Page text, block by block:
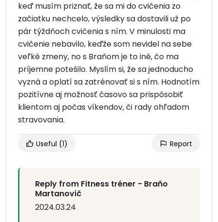
keď musím priznať, že sa mi do cvičenia zo
začiatku nechcelo, výsledky sa dostavili už po
pár týždňoch cvičenia s ním. V minulosti ma
cvičenie nebavilo, keďže som nevidel na sebe
veľké zmeny, no s Braňom je to iné, čo ma
príjemne potešilo. Myslím si, že sa jednoducho
vyzná a oplatí sa zatrénovať si s ním. Hodnotím
pozitívne aj možnosť časovo sa prispôsobiť
klientom aj počas víkendov, či rady ohľadom
stravovania.
Useful (1) Report
Reply from Fitness tréner - Braňo
Martanovič
2024.03.24